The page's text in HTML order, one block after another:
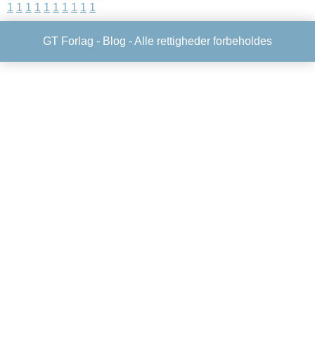
1 1 1 1 1 1 1 1 1 1
GT Forlag - Blog - Alle rettigheder forbeholdes